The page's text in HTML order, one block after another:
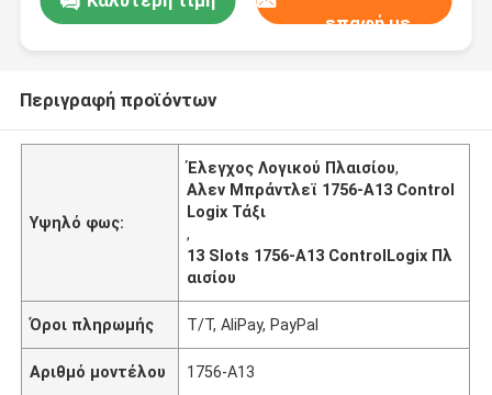
επαφή με
Περιγραφή προϊόντων
Υψηλό φως:
Έλεγχος Λογικού Πλαισίου,
Αλεν Μπράντλεϊ 1756-Α13 Control
Logix Τάξι
,
13 Slots 1756-A13 ControlLogix Πλ
αισίου
Όροι πληρωμής T/T, AliPay, PayPal
Αριθμό μοντέλου 1756-A13